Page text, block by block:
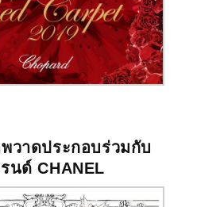
วาดประกอบร่วมกับ
นด์ CHANEL